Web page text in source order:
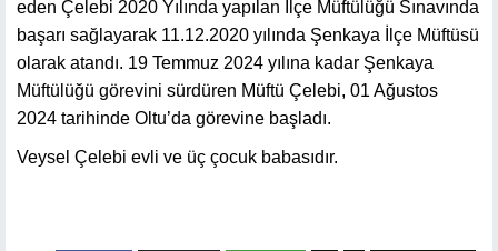
eden Çelebi 2020 Yılında yapılan İlçe Müftülüğü Sınavında
başarı sağlayarak 11.12.2020 yılında Şenkaya İlçe Müftüsü
olarak atandı. 19 Temmuz 2024 yılına kadar Şenkaya
Müftülüğü görevini sürdüren Müftü Çelebi, 01 Ağustos
2024 tarihinde Oltu’da görevine başladı.
Veysel Çelebi evli ve üç çocuk babasıdır.